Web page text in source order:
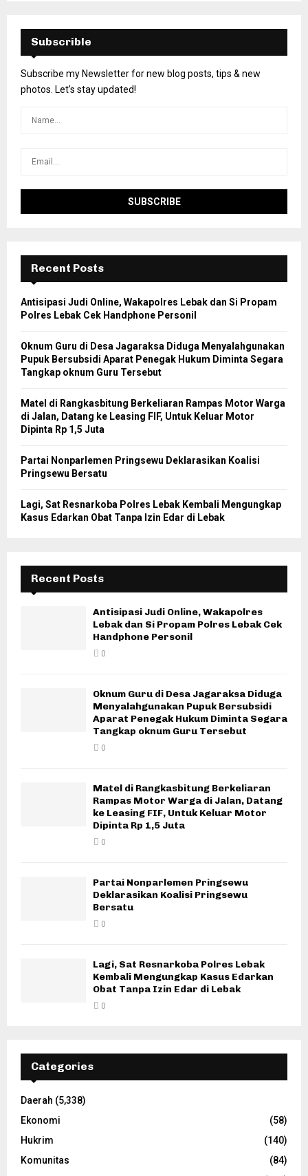
Subscrible
Subscribe my Newsletter for new blog posts, tips & new
photos. Let's stay updated!
Recent Posts
Antisipasi Judi Online, Wakapolres Lebak dan Si Propam
Polres Lebak Cek Handphone Personil
Oknum Guru di Desa Jagaraksa Diduga Menyalahgunakan
Pupuk Bersubsidi Aparat Penegak Hukum Diminta Segara
Tangkap oknum Guru Tersebut
Matel di Rangkasbitung Berkeliaran Rampas Motor Warga
di Jalan, Datang ke Leasing FIF, Untuk Keluar Motor
Dipinta Rp 1,5 Juta
Partai Nonparlemen Pringsewu Deklarasikan Koalisi
Pringsewu Bersatu
Lagi, Sat Resnarkoba Polres Lebak Kembali Mengungkap
Kasus Edarkan Obat Tanpa Izin Edar di Lebak
Recent Posts
Antisipasi Judi Online, Wakapolres
Lebak dan Si Propam Polres Lebak Cek
Handphone Personil
0
Oknum Guru di Desa Jagaraksa Diduga
Menyalahgunakan Pupuk Bersubsidi
Aparat Penegak Hukum Diminta Segara
Tangkap oknum Guru Tersebut
0
Matel di Rangkasbitung Berkeliaran
Rampas Motor Warga di Jalan, Datang
ke Leasing FIF, Untuk Keluar Motor
Dipinta Rp 1,5 Juta
0
Partai Nonparlemen Pringsewu
Deklarasikan Koalisi Pringsewu
Bersatu
0
Lagi, Sat Resnarkoba Polres Lebak
Kembali Mengungkap Kasus Edarkan
Obat Tanpa Izin Edar di Lebak
0
Categories
Daerah (5,338)
Ekonomi
(58)
Hukrim
(140)
Komunitas
(84)